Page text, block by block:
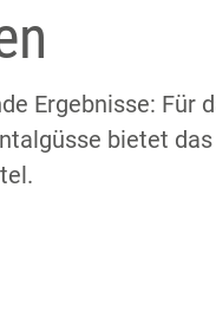
Ergebnisse: Für
bietet